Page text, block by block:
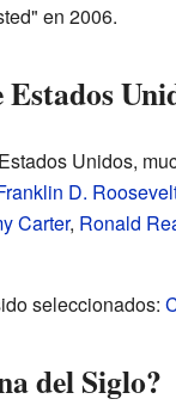
en 2006.
Estados
Unidos,
D.
Carter, Ronald
seleccionados:
del Siglo?